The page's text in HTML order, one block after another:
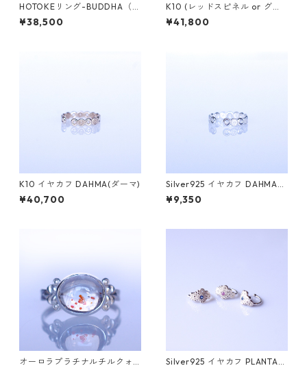
HOTOKEリング-BUDDHA（仏
陀）-
¥38,500
K10 (レッドスピネル or グリ
ーンガーネット）イヤカフ PL
ANTA（プランタ）
¥41,800
K10 イヤカフ DAHMA(ダーマ)
¥40,700
Silver925 イヤカフ DAHMA
(ダーマ)
¥9,350
オーロラプラチナルチルクォ
Silver925 イヤカフ PLANTA